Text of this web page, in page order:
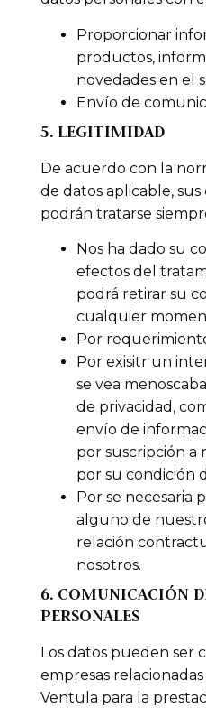
Proporcionar
productos,
novedades en el
Envío de
5. LEGITIMIDAD
De acuerdo con la
de datos aplicable,
podrán tratarse
Nos ha dado su
efectos del
podrá retirar su
cualquier
Por
Por exisitr un
se vea
de privacidad,
envío de
por suscripción a
por su condición
Por se necesaria
alguno de
relación
nosotros.
6. COMUNICACIÓN
PERSONALES
Los datos pueden ser
empresas
Ventula para la